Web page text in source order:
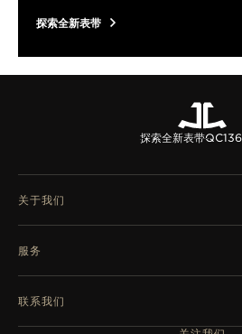
探索全新表带
探索全新表带
关于我们
服务
联系我们